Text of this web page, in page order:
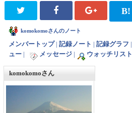
B!
komokomoさんのノート
メンバートップ| 記録ノート 記録グラフ
ュー
メッセージ ウォッチリスト
komokomoさん